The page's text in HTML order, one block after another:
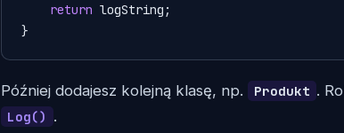
return logString;
}
Później dodajesz kolejną klasę, np. Produkt .
Log() .